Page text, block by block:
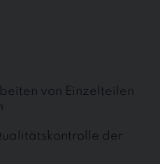
von Einzelteilen
der